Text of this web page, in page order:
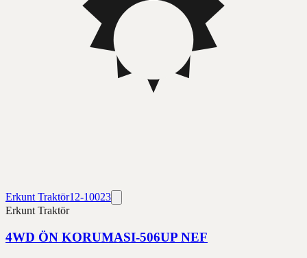
Erkunt Traktör12-10023
Erkunt Traktör
4WD ÖN KORUMASI-506UP NEF